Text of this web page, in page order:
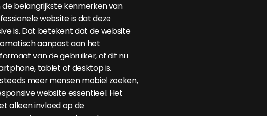
de belangrijkste kenmerken van
website is dat deze
is. Dat betekent dat de website
aanpast aan het
van de gebruiker, of dit nu
tablet of desktop is.
meer mensen mobiel zoeken,
website essentieel. Het
alleen invloed op de